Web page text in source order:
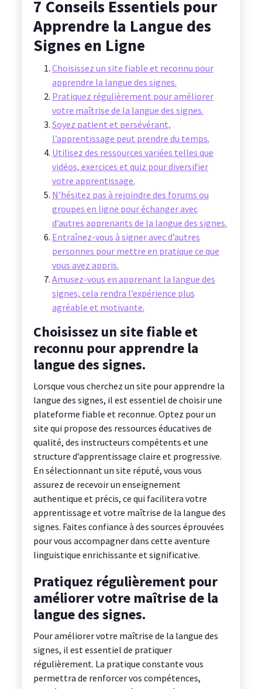
7 Conseils Essentiels pour
Apprendre la Langue des
Signes en Ligne
Choisissez un site fiable et reconnu pour
apprendre la langue des signes.
Pratiquez régulièrement pour améliorer
votre maîtrise de la langue des signes.
Soyez patient et persévérant,
l’apprentissage peut prendre du temps.
Utilisez des ressources variées telles que
vidéos, exercices et quiz pour diversifier
votre apprentissage.
N’hésitez pas à rejoindre des forums ou
groupes en ligne pour échanger avec
d’autres apprenants de la langue des signes.
Entraînez-vous à signer avec d’autres
personnes pour mettre en pratique ce que
vous avez appris.
Amusez-vous en apprenant la langue des
signes, cela rendra l’expérience plus
agréable et motivante.
Choisissez un site fiable et
reconnu pour apprendre la
langue des signes.
Lorsque vous cherchez un site pour apprendre la
langue des signes, il est essentiel de choisir une
plateforme fiable et reconnue. Optez pour un
site qui propose des ressources éducatives de
qualité, des instructeurs compétents et une
structure d’apprentissage claire et progressive.
En sélectionnant un site réputé, vous vous
assurez de recevoir un enseignement
authentique et précis, ce qui facilitera votre
apprentissage et votre maîtrise de la langue des
signes. Faites confiance à des sources éprouvées
pour vous accompagner dans cette aventure
linguistique enrichissante et significative.
Pratiquez régulièrement pour
améliorer votre maîtrise de la
langue des signes.
Pour améliorer votre maîtrise de la langue des
signes, il est essentiel de pratiquer
régulièrement. La pratique constante vous
permettra de renforcer vos compétences,